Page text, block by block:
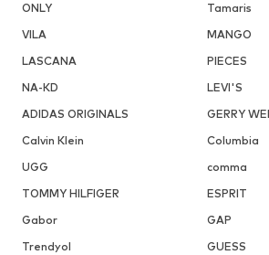
ONLY
Tamaris
VILA
MANGO
LASCANA
PIECES
NA-KD
LEVI'S
ADIDAS ORIGINALS
GERRY
Calvin Klein
Columbia
UGG
comma
TOMMY HILFIGER
ESPRIT
Gabor
GAP
Trendyol
GUESS